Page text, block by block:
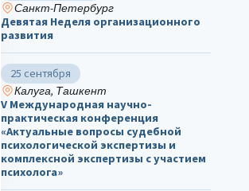
Санкт-Петербург
Девятая Неделя организационного
развития
25 сентября
Калуга, Ташкент
V Международная научно-
практическая конференция
«Актуальные вопросы судебной
психологической экспертизы и
комплексной экспертизы с участием
психолога»